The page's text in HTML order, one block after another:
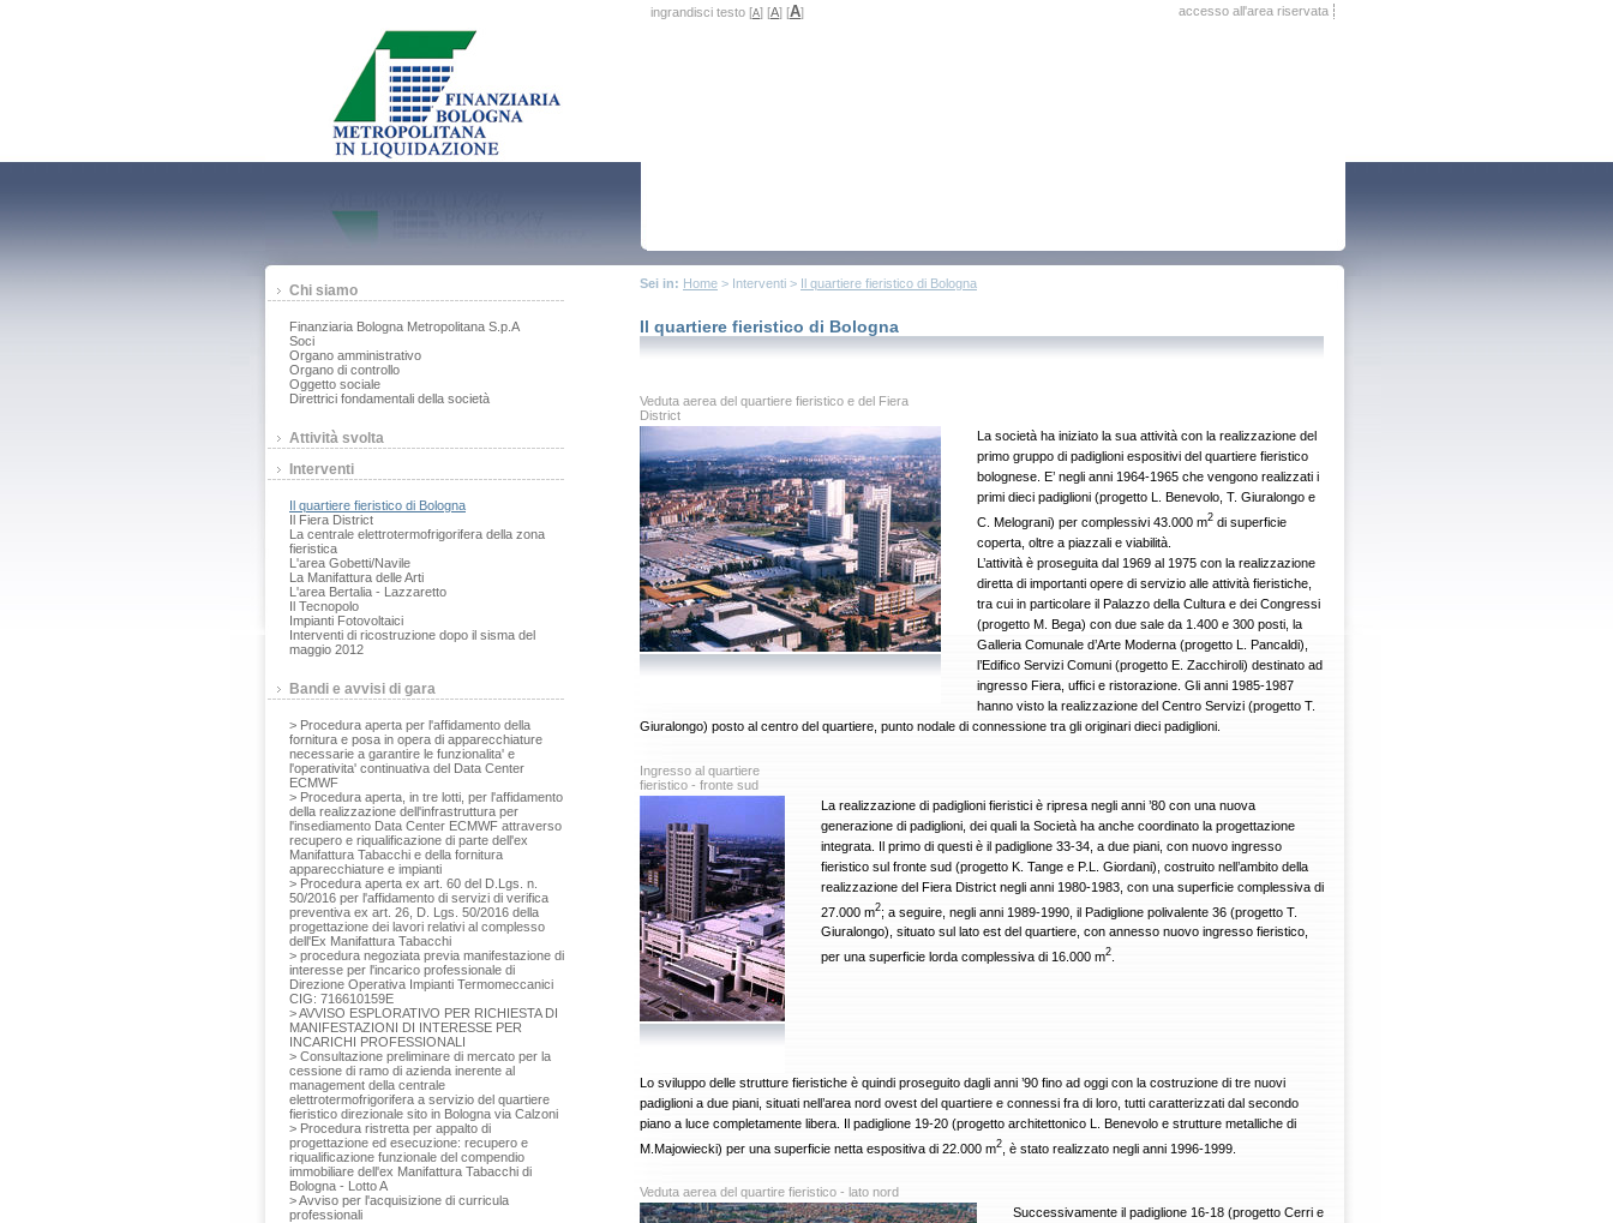
ingrandisci testo [A] [A] [A] accesso all'area riservata
Chi siamo
Finanziaria Bologna Metropolitana S.p.A
Soci
Organo amministrativo
Organo di controllo
Oggetto sociale
Direttrici fondamentali della società
Attività svolta
Interventi
Il quartiere fieristico di Bologna
Il Fiera District
La centrale elettrotermofrigorifera della zona
fieristica
L'area Gobetti/Navile
La Manifattura delle Arti
L'area Bertalia - Lazzaretto
Il Tecnopolo
Impianti Fotovoltaici
Interventi di ricostruzione dopo il sisma del
maggio 2012
Bandi e avvisi di gara
> Procedura aperta per l'affidamento della
fornitura e posa in opera di apparecchiature
necessarie a garantire le funzionalita' e
l'operativita' continuativa del Data Center
ECMWF
> Procedura aperta, in tre lotti, per l'affidamento
della realizzazione dell'infrastruttura per
l'insediamento Data Center ECMWF attraverso
recupero e riqualificazione di parte dell'ex
Manifattura Tabacchi e della fornitura
apparecchiature e impianti
> Procedura aperta ex art. 60 del D.Lgs. n.
50/2016 per l'affidamento di servizi di verifica
preventiva ex art. 26, D. Lgs. 50/2016 della
progettazione dei lavori relativi al complesso
dell'Ex Manifattura Tabacchi
> procedura negoziata previa manifestazione di
interesse per l'incarico professionale di
Direzione Operativa Impianti Termomeccanici
CIG: 716610159E
> AVVISO ESPLORATIVO PER RICHIESTA DI
MANIFESTAZIONI DI INTERESSE PER
INCARICHI PROFESSIONALI
> Consultazione preliminare di mercato per la
cessione di ramo di azienda inerente al
management della centrale
elettrotermofrigorifera a servizio del quartiere
fieristico direzionale sito in Bologna via Calzoni
> Procedura ristretta per appalto di
progettazione ed esecuzione: recupero e
riqualificazione funzionale del compendio
immobiliare dell'ex Manifattura Tabacchi di
Bologna - Lotto A
> Avviso per l'acquisizione di curricula
professionali
Sei in: Home > Interventi > Il quartiere fieristico di Bologna
Il quartiere fieristico di Bologna
Veduta aerea del quartiere fieristico e del Fiera
District
La società ha iniziato la sua attività con la realizzazione del
primo gruppo di padiglioni espositivi del quartiere fieristico
bolognese. E’ negli anni 1964-1965 che vengono realizzati i
primi dieci padiglioni (progetto L. Benevolo, T. Giuralongo e
C. Melograni) per complessivi 43.000 m2 di superficie
coperta, oltre a piazzali e viabilità.
L’attività è proseguita dal 1969 al 1975 con la realizzazione
diretta di importanti opere di servizio alle attività fieristiche,
tra cui in particolare il Palazzo della Cultura e dei Congressi
(progetto M. Bega) con due sale da 1.400 e 300 posti, la
Galleria Comunale d’Arte Moderna (progetto L. Pancaldi),
l’Edifico Servizi Comuni (progetto E. Zacchiroli) destinato ad
ingresso Fiera, uffici e ristorazione. Gli anni 1985-1987
hanno visto la realizzazione del Centro Servizi (progetto T.
Giuralongo) posto al centro del quartiere, punto nodale di connessione tra gli originari dieci padiglioni.
Ingresso al quartiere
fieristico - fronte sud
La realizzazione di padiglioni fieristici è ripresa negli anni ’80 con una nuova
generazione di padiglioni, dei quali la Società ha anche coordinato la progettazione
integrata. Il primo di questi è il padiglione 33-34, a due piani, con nuovo ingresso
fieristico sul fronte sud (progetto K. Tange e P.L. Giordani), costruito nell’ambito della
realizzazione del Fiera District negli anni 1980-1983, con una superficie complessiva di
27.000 m2; a seguire, negli anni 1989-1990, il Padiglione polivalente 36 (progetto T.
Giuralongo), situato sul lato est del quartiere, con annesso nuovo ingresso fieristico,
per una superficie lorda complessiva di 16.000 m2
Lo sviluppo delle strutture fieristiche è quindi proseguito dagli anni ’90 fino ad oggi con la costruzione di tre nuovi
padiglioni a due piani, situati nell’area nord ovest del quartiere e connessi fra di loro, tutti caratterizzati dal secondo
piano a luce completamente libera. Il padiglione 19-20 (progetto architettonico L. Benevolo e strutture metalliche di
M.Majowiecki) per una superficie netta espositiva di 22.000 m2 , è stato realizzato negli anni 1996-1999.
Veduta aerea del quartire fieristico - lato nord
Successivamente il padiglione 16-18 (progetto Cerri e